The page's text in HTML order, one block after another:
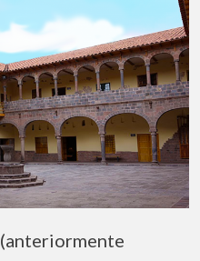
(anteriormente